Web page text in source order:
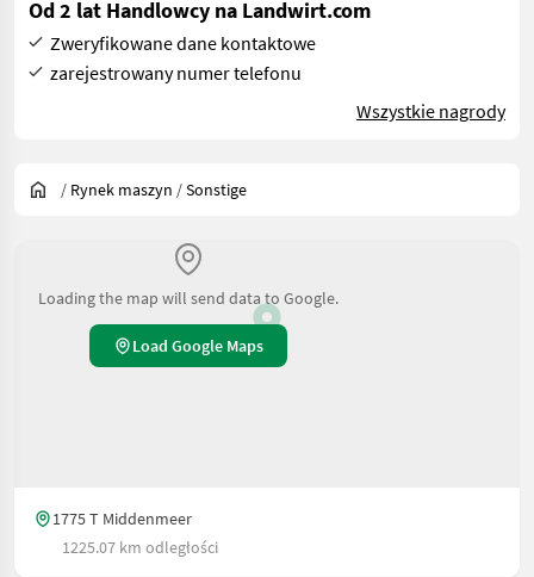
Od 2 lat Handlowcy na Landwirt.com
Zweryfikowane dane kontaktowe
zarejestrowany numer telefonu
Wszystkie nagrody
/ Rynek maszyn /Sonstige
Loading the map will send data to Google.
Load Google Maps
1775 T Middenmeer
1225.07 km odległości